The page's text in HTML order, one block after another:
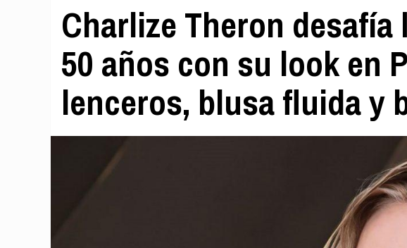
Charlize Theron
50 años con su look en
lenceros, blusa fluida y